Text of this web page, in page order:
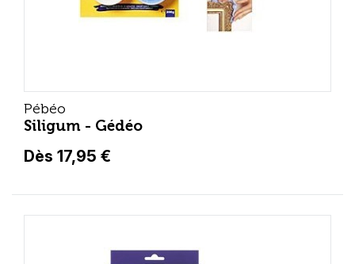
Pébéo
Siligum - Gédéo
Dès 17,95 €